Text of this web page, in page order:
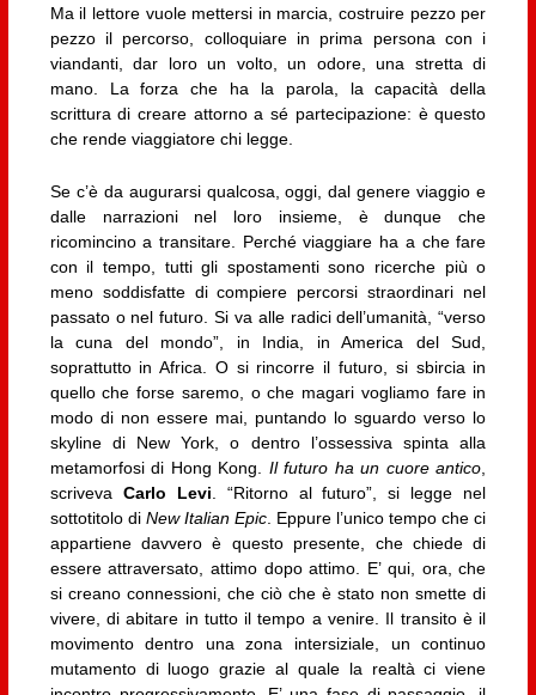
Ma il lettore vuole mettersi in marcia, costruire pezzo per
pezzo il percorso, colloquiare in prima persona con i
viandanti, dar loro un volto, un odore, una stretta di
mano. La forza che ha la parola, la capacità della
scrittura di creare attorno a sé partecipazione: è questo
che rende viaggiatore chi legge.
Se c’è da augurarsi qualcosa, oggi, dal genere viaggio e
dalle narrazioni nel loro insieme, è dunque che
ricomincino a transitare. Perché viaggiare ha a che fare
con il tempo, tutti gli spostamenti sono ricerche più o
meno soddisfatte di compiere percorsi straordinari nel
passato o nel futuro. Si va alle radici dell’umanità, “verso
la cuna del mondo”, in India, in America del Sud,
soprattutto in Africa. O si rincorre il futuro, si sbircia in
quello che forse saremo, o che magari vogliamo fare in
modo di non essere mai, puntando lo sguardo verso lo
skyline di New York, o dentro l’ossessiva spinta alla
metamorfosi di Hong Kong. Il futuro ha un cuore antico
scriveva Carlo Levi . “Ritorno al futuro”, si legge nel
sottotitolo di New Italian Epic. Eppure l’unico tempo che ci
appartiene davvero è questo presente, che chiede di
essere attraversato, attimo dopo attimo. E’ qui, ora, che
si creano connessioni, che ciò che è stato non smette di
vivere, di abitare in tutto il tempo a venire. Il transito è il
movimento dentro una zona intersiziale, un continuo
mutamento di luogo grazie al quale la realtà ci viene